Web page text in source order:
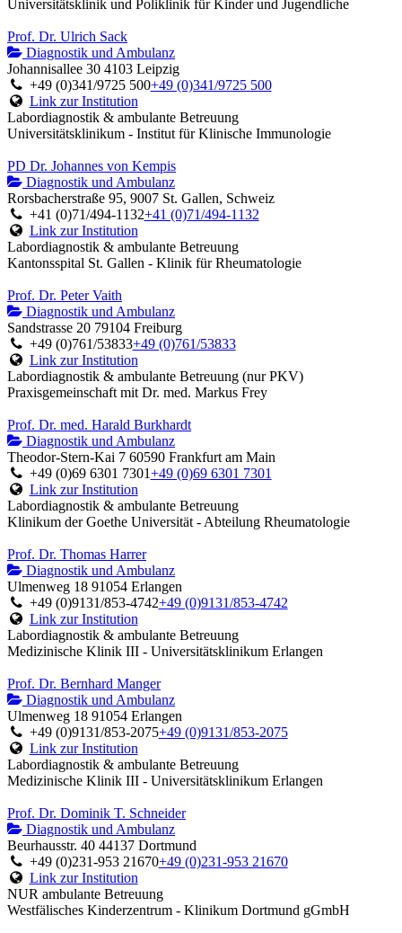
Universitätsklinik und Poliklinik für Kinder und Jugendliche
Prof. Dr. Ulrich Sack
Diagnostik und Ambulanz
Johannisallee 30 4103 Leipzig
+49 (0)341/9725 500+49 (0)341/9725 500
Link zur Institution
Labordiagnostik & ambulante Betreuung
Universitätsklinikum - Institut für Klinische Immunologie
PD Dr. Johannes von Kempis
Diagnostik und Ambulanz
Rorsbacherstraße 95, 9007 St. Gallen, Schweiz
+41 (0)71/494-1132+41 (0)71/494-1132
Link zur Institution
Labordiagnostik & ambulante Betreuung
Kantonsspital St. Gallen - Klinik für Rheumatologie
Prof. Dr. Peter Vaith
Diagnostik und Ambulanz
Sandstrasse 20 79104 Freiburg
+49 (0)761/53833+49 (0)761/53833
Link zur Institution
Labordiagnostik & ambulante Betreuung (nur PKV)
Praxisgemeinschaft mit Dr. med. Markus Frey
Prof. Dr. med. Harald Burkhardt
Diagnostik und Ambulanz
Theodor-Stern-Kai 7 60590 Frankfurt am Main
+49 (0)69 6301 7301+49 (0)69 6301 7301
Link zur Institution
Labordiagnostik & ambulante Betreuung
Klinikum der Goethe Universität - Abteilung Rheumatologie
Prof. Dr. Thomas Harrer
Diagnostik und Ambulanz
Ulmenweg 18 91054 Erlangen
+49 (0)9131/853-4742+49 (0)9131/853-4742
Link zur Institution
Labordiagnostik & ambulante Betreuung
Medizinische Klinik III - Universitätsklinikum Erlangen
Prof. Dr. Bernhard Manger
Diagnostik und Ambulanz
Ulmenweg 18 91054 Erlangen
+49 (0)9131/853-2075+49 (0)9131/853-2075
Link zur Institution
Labordiagnostik & ambulante Betreuung
Medizinische Klinik III - Universitätsklinikum Erlangen
Prof. Dr. Dominik T. Schneider
Diagnostik und Ambulanz
Beurhausstr. 40 44137 Dortmund
+49 (0)231-953 21670+49 (0)231-953 21670
Link zur Institution
NUR ambulante Betreuung
Westfälisches Kinderzentrum - Klinikum Dortmund gGmbH